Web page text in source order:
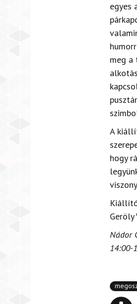
egyes
meg a
A
hogy
Geröly
Nádor
14:00-